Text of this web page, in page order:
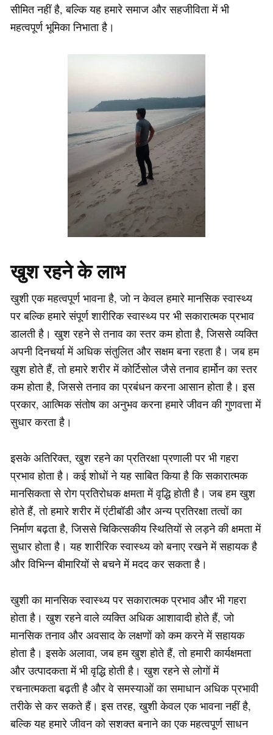
सीमित नहीं है, बल्कि यह हमारे समाज और सहजीविता में भी
महत्वपूर्ण भूमिका निभाता है।
खुश रहने के लाभ
खुशी एक महत्वपूर्ण भावना है, जो न केवल हमारे मानसिक स्वास्थ्य
पर बल्कि हमारे संपूर्ण शारीरिक स्वास्थ्य पर भी सकारात्मक प्रभाव
डालती है। खुश रहने से तनाव का स्तर कम होता है, जिससे व्यक्ति
अपनी दिनचर्या में अधिक संतुलित और सक्षम बना रहता है। जब हम
खुश होते हैं, तो हमारे शरीर में कोर्टिसोल जैसे तनाव हार्मोन का स्तर
कम होता है, जिससे तनाव का प्रबंधन करना आसान होता है। इस
प्रकार, आत्मिक संतोष का अनुभव करना हमारे जीवन की गुणवत्ता में
सुधार करता है।
इसके अतिरिक्त, खुश रहने का प्रतिरक्षा प्रणाली पर भी गहरा
प्रभाव होता है। कई शोधों ने यह साबित किया है कि सकारात्मक
मानसिकता से रोग प्रतिरोधक क्षमता में वृद्धि होती है। जब हम खुश
होते हैं, तो हमारे शरीर में एंटीबॉडी और अन्य प्रतिरक्षा तत्वों का
निर्माण बढ़ता है, जिससे चिकित्सकीय स्थितियों से लड़ने की क्षमता में
सुधार होता है। यह शारीरिक स्वास्थ्य को बनाए रखने में सहायक है
और विभिन्न बीमारियों से बचने में मदद कर सकता है।
खुशी का मानसिक स्वास्थ्य पर सकारात्मक प्रभाव और भी गहरा
होता है। खुश रहने वाले व्यक्ति अधिक आशावादी होते हैं, जो
मानसिक तनाव और अवसाद के लक्षणों को कम करने में सहायक
होता है। इसके अलावा, जब हम खुश होते हैं, तो हमारी कार्यक्षमता
और उत्पादकता में भी वृद्धि होती है। खुश रहने से लोगों में
रचनात्मकता बढ़ती है और वे समस्याओं का समाधान अधिक प्रभावी
तरीके से कर सकते हैं। इस तरह, खुशी केवल एक भावना नहीं है,
बल्कि यह हमारे जीवन को सशक्त बनाने का एक महत्वपूर्ण साधन